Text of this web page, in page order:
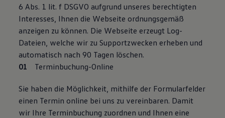
6 Abs. 1 lit. f DSGVO aufgrund unseres berechtigten
Interesses, Ihnen die Webseite ordnungsgemäß
anzeigen zu können. Die Webseite erzeugt Log-
Dateien, welche wir zu Supportzwecken erheben und
automatisch nach 90 Tagen löschen.
Terminbuchung-Online
Sie haben die Möglichkeit, mithilfe der Formularfelder
einen Termin online bei uns zu vereinbaren. Damit
wir Ihre Terminbuchung zuordnen und Ihnen eine